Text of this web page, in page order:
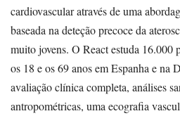
cardiovascular através de uma
baseada na deteção precoce da
muito jovens. O React estuda 16.000
os 18 e os 69 anos em Espanha e na
avaliação clínica completa, análises
antropométricas, uma ecografia